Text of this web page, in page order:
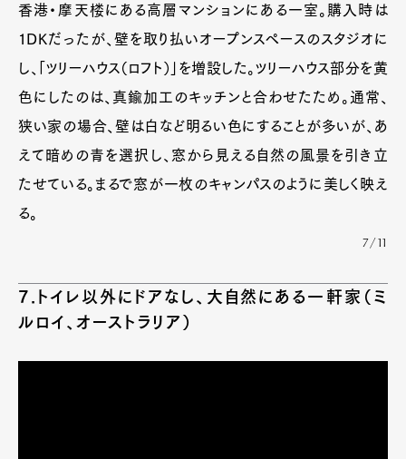
香港・摩天楼にある高層マンションにある一室。購入時は
1DKだったが、壁を取り払いオープンスペースのスタジオに
し、「ツリーハウス（ロフト）」を増設した。ツリーハウス部分を黄
色にしたのは、真鍮加工のキッチンと合わせたため。通常、
狭い家の場合、壁は白など明るい色にすることが多いが、あ
えて暗めの青を選択し、窓から見える自然の風景を引き立
たせている。まるで窓が一枚のキャンパスのように美しく映え
る。
7/11
7.トイレ以外にドアなし、大自然にある一軒家（ミ
ルロイ、オーストラリア）